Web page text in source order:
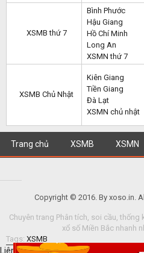
XSMB thứ 7
Bình Phước
Hậu Giang
Hồ Chí Minh
Long An
XSMN thứ 7
XSMB Chủ Nhật
Kiên Giang
Tiền Giang
Đà Lạt
XSMN chủ nhật
Trang chủ XSMB XSMN
Copyright © 2016. By xoso.in.
Chuyên trang Phân tích, soi cầu,
xổ số Miền Bắc nhanh
Tags: XSMB
Liên kết hữu ích: XemSXMB hôm nay